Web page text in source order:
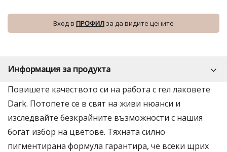
Вход в ПРОФИЛ за да видите цените
Информация за продукта
Повишете качеството си на работа с гел лаковете
Dark. Потопете се в свят на живи нюанси и
изследвайте безкрайните възможности с нашия
богат избор на цветове. Тяхната силно
пигментирана формула гарантира, че всеки щрих